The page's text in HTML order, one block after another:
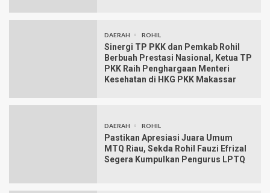
DAERAH ROHIL
Sinergi TP PKK dan Pemkab Rohil
Berbuah Prestasi Nasional, Ketua TP
PKK Raih Penghargaan Menteri
Kesehatan di HKG PKK Makassar
DAERAH ROHIL
Pastikan Apresiasi Juara Umum
MTQ Riau, Sekda Rohil Fauzi Efrizal
Segera Kumpulkan Pengurus LPTQ